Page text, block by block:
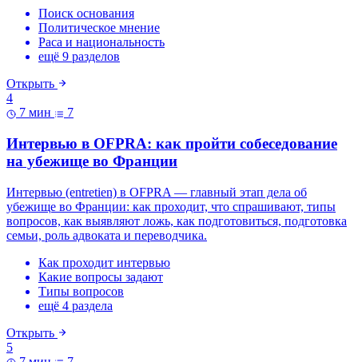
Поиск основания
Политическое мнение
Раса и национальность
ещё 9 разделов
Открыть
4
7 мин
7
Интервью в OFPRA: как пройти собеседование
на убежище во Франции
Интервью (entretien) в OFPRA — главный этап дела об
убежище во Франции: как проходит, что спрашивают, типы
вопросов, как выявляют ложь, как подготовиться, подготовка
семьи, роль адвоката и переводчика.
Как проходит интервью
Какие вопросы задают
Типы вопросов
ещё 4 раздела
Открыть
5